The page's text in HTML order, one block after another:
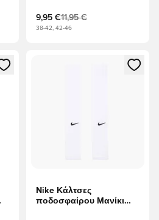
Λευκό
9,95 €11,95 €
38-42, 42-46
συνδεθείτε ή να εγγραφείτε ως
Ανοίγει ένα Modal για να
Nike Κάλτσες
ποδοσφαίρου Μανίκι